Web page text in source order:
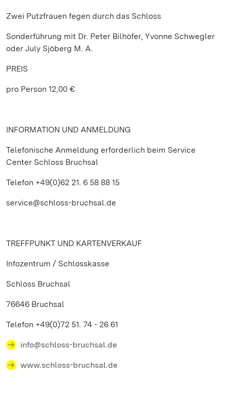
Zwei Putzfrauen fegen durch das Schloss
Sonderführung mit Dr. Peter Bilhöfer, Yvonne Schwegler
oder July Sjöberg M. A.
PREIS
pro Person 12,00 €
INFORMATION UND ANMELDUNG
Telefonische Anmeldung erforderlich beim Service
Center Schloss Bruchsal
Telefon +49(0)62 21. 6 58 88 15
service@schloss-bruchsal.de
TREFFPUNKT UND KARTENVERKAUF
Infozentrum / Schlosskasse
Schloss Bruchsal
76646 Bruchsal
Telefon +49(0)72 51. 74 - 26 61
info@schloss-bruchsal.de
www.schloss-bruchsal.de